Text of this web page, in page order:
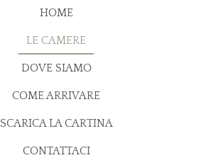
HOME
LE CAMERE
DOVE SIAMO
COME ARRIVARE
SCARICA LA CARTINA
CONTATTACI